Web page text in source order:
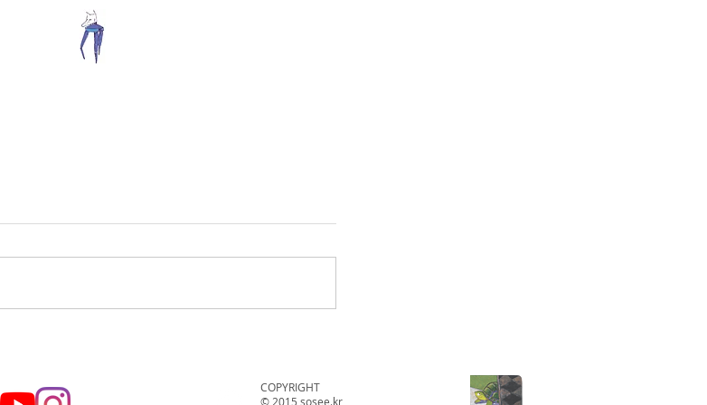
COPYRIGHT
© 2015 sosee.kr